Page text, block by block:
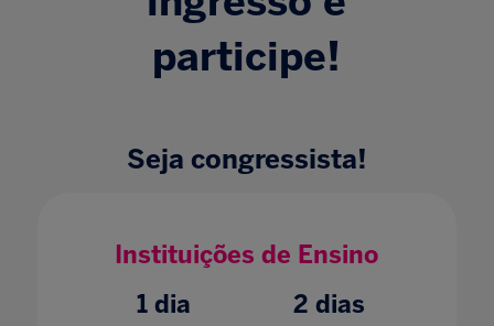
participe!
Seja congressista!
Instituições de Ensino
1 dia
2 dias